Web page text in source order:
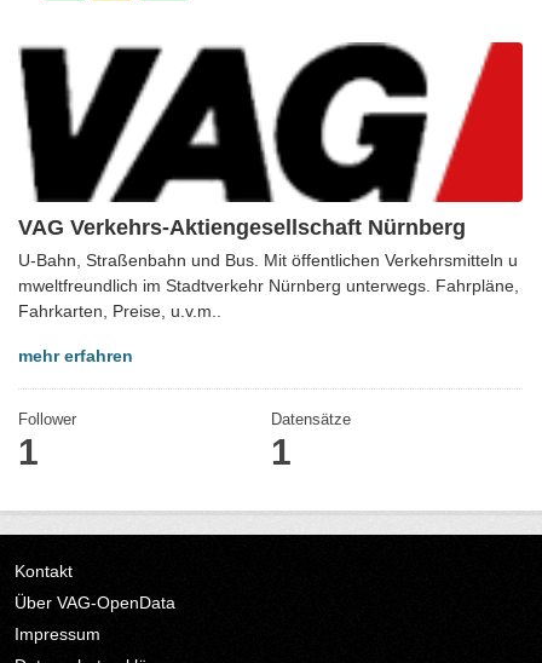
VAG Verkehrs-Aktiengesellschaft Nürnberg
U-Bahn, Straßenbahn und Bus. Mit öffentlichen Verkehrsmitteln u
mweltfreundlich im Stadtverkehr Nürnberg unterwegs. Fahrpläne,
Fahrkarten, Preise, u.v.m..
mehr erfahren
Follower
1
Datensätze
1
Kontakt
Über VAG-OpenData
Impressum